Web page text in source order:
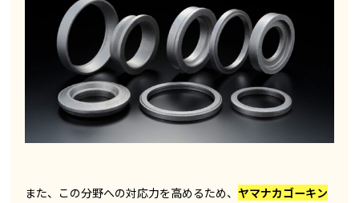
また、この分野への対応力を高めるため、ヤマナカゴーキン